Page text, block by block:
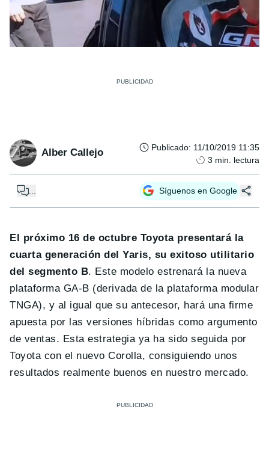
Alber Callejo Publicado: 11/10/2019 11:35
3 min. lectura
Síguenos en Google
El próximo 16 de octubre Toyota presentará la
cuarta generación del Yaris, su exitoso utilitario
del segmento B. Este modelo estrenará la nueva
plataforma GA-B (derivada de la plataforma modular
TNGA), y al igual que su antecesor, hará una firme
apuesta por las versiones híbridas como argumento
de ventas. Esta estrategia ya ha sido seguida por
Toyota con el nuevo Corolla, consiguiendo unos
resultados realmente buenos en nuestro mercado.